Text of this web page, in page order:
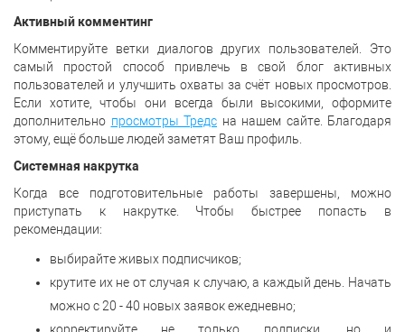
Активный комментинг
Комментируйте ветки диалогов других пользователей. Это
самый простой способ привлечь в свой блог активных
пользователей и улучшить охваты за счёт новых просмотров.
Если хотите, чтобы они всегда были высокими, оформите
дополнительно просмотры Тредс на нашем сайте. Благодаря
этому, ещё больше людей заметят Ваш профиль.
Системная накрутка
Когда все подготовительные работы завершены, можно
приступать к накрутке. Чтобы быстрее попасть в
рекомендации:
выбирайте живых подписчиков;
крутите их не от случая к случаю, а каждый день. Начать
можно с 20 - 40 новых заявок ежедневно;